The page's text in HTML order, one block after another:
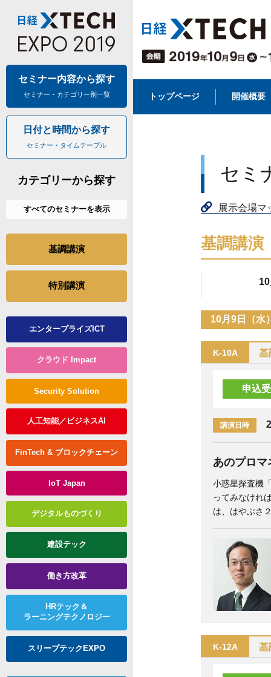
セミナー内容から探す
セミナー・ カテゴリー別一覧
日付と時間から探す
セミナー・ タイムテーブル
カテゴリーから探す
すべてのセミナーを表示
基調講演
特別講演
エンタープライズICT
クラウド Impact
Security Solution
人工知能／ビジネスAI
FinTech & ブロックチェーン
IoT Japan
デジタルものづくり
建設テック
働き方改革
HRテック＆
ラーニングテクノロジー
スリープテックEXPO
トップページ 開催概要
セミ
展示会場マ
基調講演
10月9日（水
K-10A 基
申込
講演日時
あのプロマ
小惑星探査機
ってみなけれ
は、はやぶさ
K-12A 基